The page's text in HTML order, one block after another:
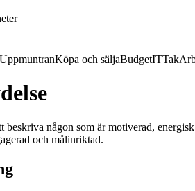
UppmuntranKöpa och säljaBudgetITTak
någon som är motiverad,
och målinriktad.